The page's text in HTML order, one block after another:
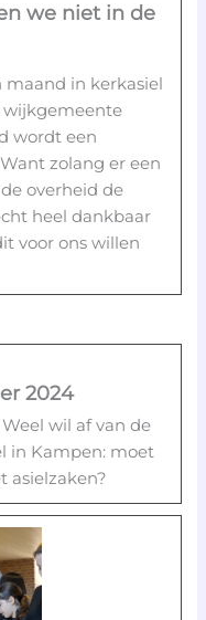
we niet in de
maand in kerkasiel
wijkgemeente
wordt een
zolang er een
overheid de
heel dankbaar
voor ons willen
2024
wil af van de
in Kampen: moet
asielzaken?